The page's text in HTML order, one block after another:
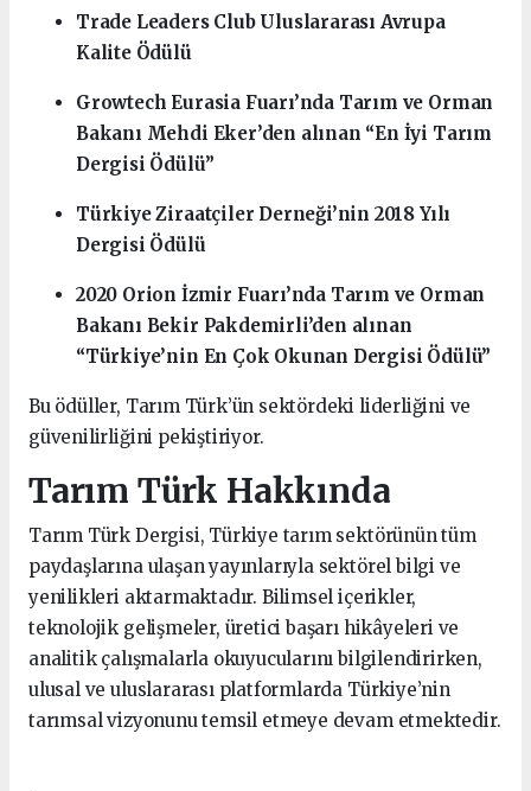
Trade Leaders Club Uluslararası Avrupa
Kalite Ödülü
Growtech Eurasia Fuarı’nda Tarım ve Orman
Bakanı Mehdi Eker’den alınan “En İyi Tarım
Dergisi Ödülü”
Türkiye Ziraatçiler Derneği’nin 2018 Yılı
Dergisi Ödülü
2020 Orion İzmir Fuarı’nda Tarım ve Orman
Bakanı Bekir Pakdemirli’den alınan
“Türkiye’nin En Çok Okunan Dergisi Ödülü”
Bu ödüller, Tarım Türk’ün sektördeki liderliğini ve
güvenilirliğini pekiştiriyor.
Tarım Türk Hakkında
Tarım Türk Dergisi, Türkiye tarım sektörünün tüm
paydaşlarına ulaşan yayınlarıyla sektörel bilgi ve
yenilikleri aktarmaktadır. Bilimsel içerikler,
teknolojik gelişmeler, üretici başarı hikâyeleri ve
analitik çalışmalarla okuyucularını bilgilendirirken,
ulusal ve uluslararası platformlarda Türkiye’nin
tarımsal vizyonunu temsil etmeye devam etmektedir.